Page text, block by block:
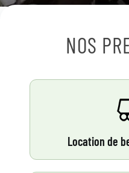
NOS
Location de